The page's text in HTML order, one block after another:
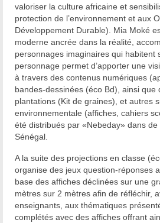
valoriser la culture africaine et
protection de l’environnement et aux
Développement Durable). Mia Moké
moderne ancrée dans la réalité,
personnages imaginaires qui habitent
personnage permet d’apporter une
à travers des contenus numériques
bandes-dessinées (éco Bd), ainsi que
plantations (Kit de graines), et autres
environnementale (affiches, cahiers
été distribués par «Nebeday» dans
Sénégal.
A la suite des projections en classe
organise des jeux question-réponses
base des affiches déclinées sur une
mètres sur 2 mètres afin de réfléchir,
enseignants, aux thématiques
complétés avec des affiches offrant